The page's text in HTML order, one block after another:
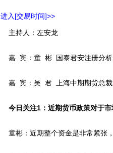
进入[交易时间]>>
主持人：左安龙
嘉 宾：童 彬 国泰君安注册分
嘉 宾：吴 君 上海中期期货总裁
今日关注1：近期货币政策对于
童彬：近期整个资金是非常紧张